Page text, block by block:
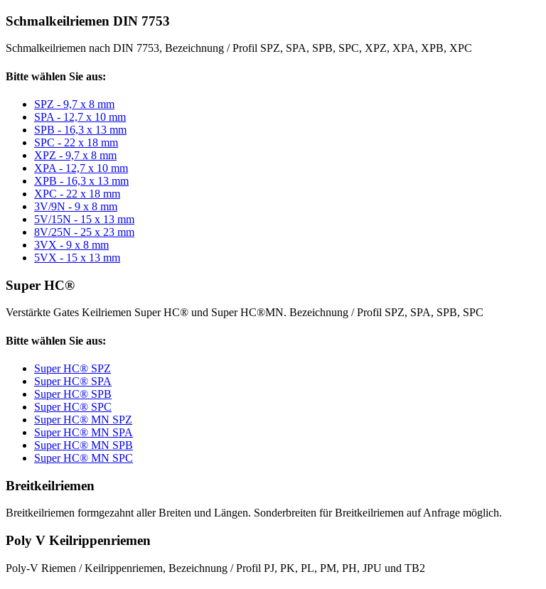
Schmalkeilriemen DIN 7753
Schmalkeilriemen nach DIN 7753, Bezeichnung / Profil SPZ, SPA, SPB, SPC, XPZ, XPA, XPB, XPC
Bitte wählen Sie aus:
SPZ - 9,7 x 8 mm
SPA - 12,7 x 10 mm
SPB - 16,3 x 13 mm
SPC - 22 x 18 mm
XPZ - 9,7 x 8 mm
XPA - 12,7 x 10 mm
XPB - 16,3 x 13 mm
XPC - 22 x 18 mm
3V/9N - 9 x 8 mm
5V/15N - 15 x 13 mm
8V/25N - 25 x 23 mm
3VX - 9 x 8 mm
5VX - 15 x 13 mm
Super HC®
Verstärkte Gates Keilriemen Super HC® und Super HC®MN. Bezeichnung / Profil SPZ, SPA, SPB, SPC
Bitte wählen Sie aus:
Super HC® SPZ
Super HC® SPA
Super HC® SPB
Super HC® SPC
Super HC® MN SPZ
Super HC® MN SPA
Super HC® MN SPB
Super HC® MN SPC
Breitkeilriemen
Breitkeilriemen formgezahnt aller Breiten und Längen. Sonderbreiten für Breitkeilriemen auf Anfrage möglich.
Poly V Keilrippenriemen
Poly-V Riemen / Keilrippenriemen, Bezeichnung / Profil PJ, PK, PL, PM, PH, JPU und TB2